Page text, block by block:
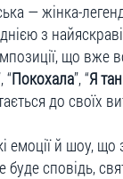
— жінка-
з
що вже
“Покохала”, “Я
до своїх
емоції й шоу, що
сповідь,